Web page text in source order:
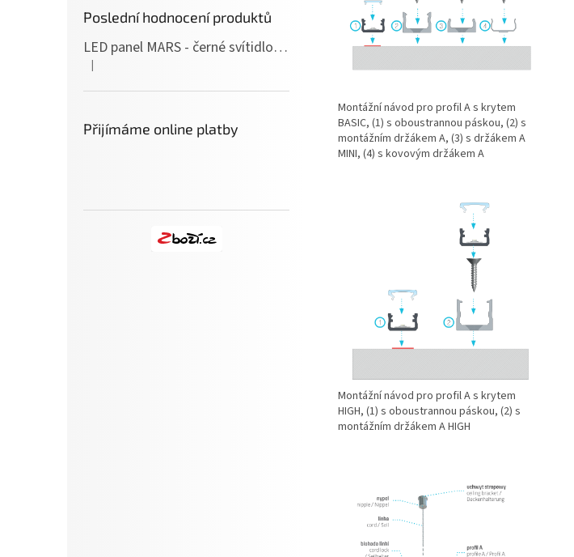
Poslední hodnocení produktů
LED panel MARS - černé svítidlo SLIM - 120cm - 36W - 230V - 3600Lm - neutrální bílá
Hodnocení produktu je 5 z 5 hvězdiček.
|
Přijímáme online platby
Montážní návod pro profil A s krytem
BASIC, (1) s oboustrannou páskou, (2) s
montážním držákem A, (3) s držákem A
MINI, (4) s kovovým držákem A
Montážní návod pro profil A s krytem
HIGH, (1) s oboustrannou páskou, (2) s
montážním držákem A HIGH